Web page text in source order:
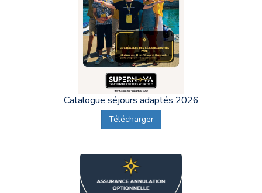
Catalogue séjours adaptés 2026
Télécharger